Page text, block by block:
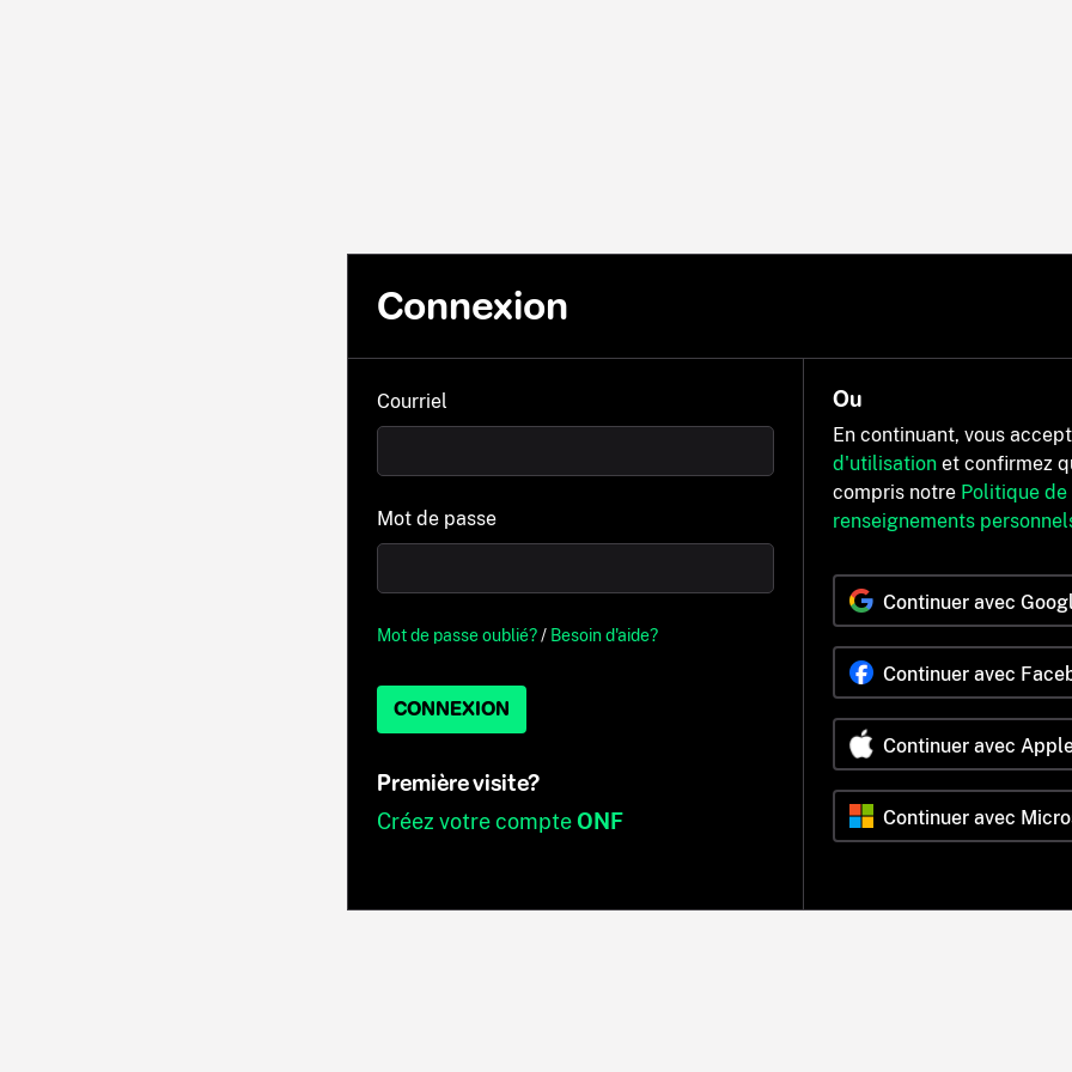
Connexion
Courriel
Mot de passe
Mot de passe oublié?/ Besoin d'aide?
CONNEXION
Première visite?
Créez votre compteONF
Ou
En continuant, vous
d'utilisation et confirmez
compris notre Politique
renseignements
Continuer avec
Continuer avec
Continuer avec
Continuer avec